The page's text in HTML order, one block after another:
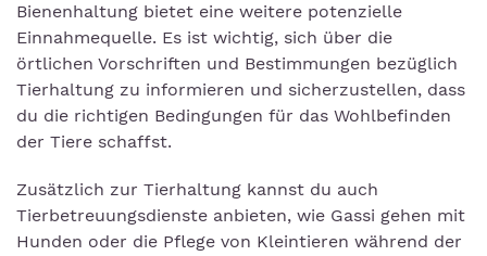
Bienenhaltung bietet eine weitere potenzielle
Einnahmequelle. Es ist wichtig, sich über die
örtlichen Vorschriften und Bestimmungen bezüglich
Tierhaltung zu informieren und sicherzustellen, dass
du die richtigen Bedingungen für das Wohlbefinden
der Tiere schaffst.
Zusätzlich zur Tierhaltung kannst du auch
Tierbetreuungsdienste anbieten, wie Gassi gehen mit
Hunden oder die Pflege von Kleintieren während der